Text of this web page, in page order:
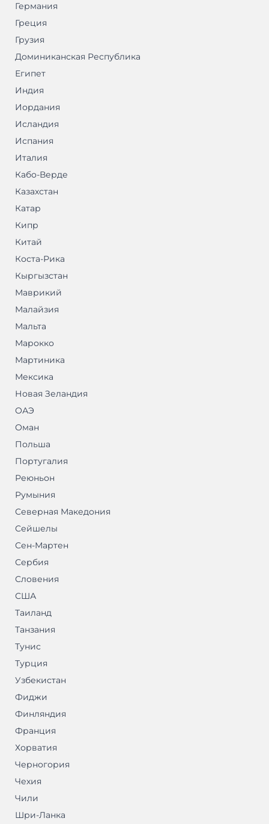
Германия
Греция
Грузия
Доминиканская Республика
Египет
Индия
Иордания
Исландия
Испания
Италия
Кабо-Верде
Казахстан
Катар
Кипр
Китай
Коста-Рика
Кыргызстан
Маврикий
Малайзия
Мальта
Марокко
Мартиника
Мексика
Новая Зеландия
ОАЭ
Оман
Польша
Португалия
Реюньон
Румыния
Северная Македония
Сейшелы
Сен-Мартен
Сербия
Словения
США
Таиланд
Танзания
Тунис
Турция
Узбекистан
Фиджи
Финляндия
Франция
Хорватия
Черногория
Чехия
Чили
Шри-Ланка